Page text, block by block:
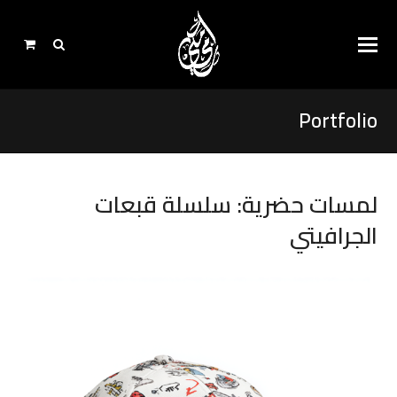
Portfolio
لمسات حضرية: سلسلة قبعات
الجرافيتي